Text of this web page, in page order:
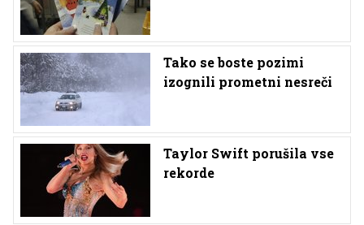
Tako se boste pozimi
izognili prometni nesreči
Taylor Swift porušila vse
rekorde